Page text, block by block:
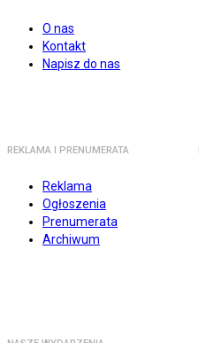
O nas
Kontakt
Napisz do nas
REKLAMA I PRENUMERATA
Reklama
Ogłoszenia
Prenumerata
Archiwum